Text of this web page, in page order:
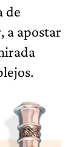
de
a apostar